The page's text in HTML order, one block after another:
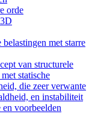
orde
met starre
van structurele
statische
die zeer verwante
en instabiliteit
voorbeelden